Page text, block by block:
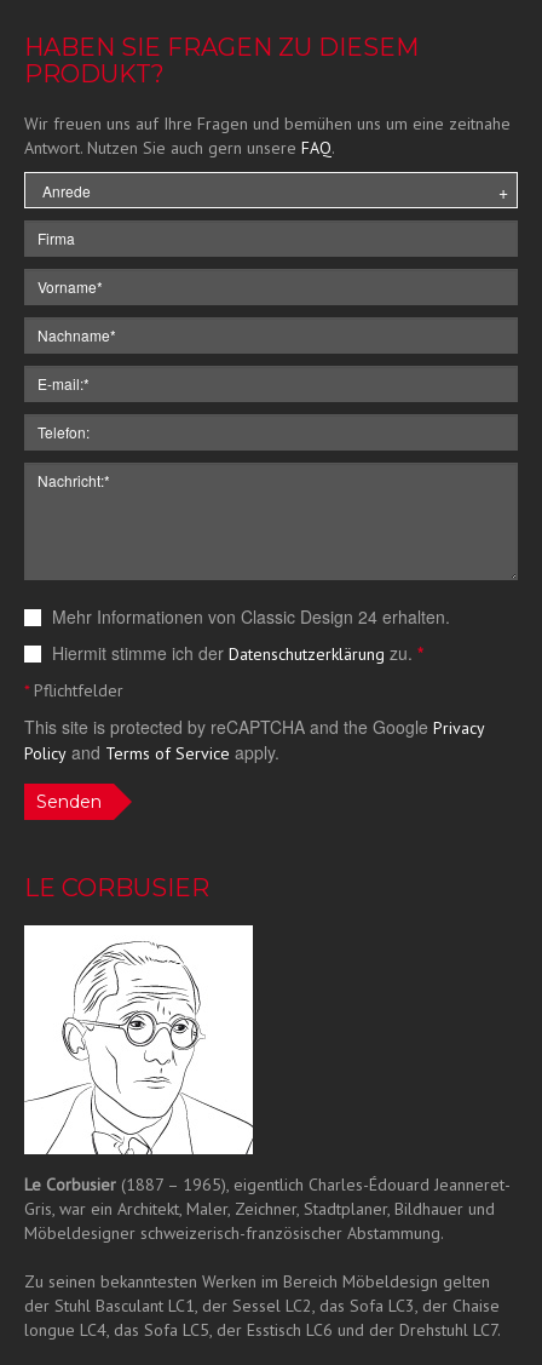
HABEN SIE FRAGEN ZU DIESEM
PRODUKT?
Wir freuen uns auf Ihre Fragen und bemühen uns um eine zeitnahe
Antwort. Nutzen Sie auch gern unsere FAQ.
Mehr Informationen von Classic Design 24 erhalten.
Hiermit stimme ich der Datenschutzerklärung zu. *
*Pflichtfelder
This site is protected by reCAPTCHA and the Google Privacy
Policy and Terms of Service apply.
Senden
LE CORBUSIER
Le Corbusier (1887 – 1965), eigentlich Charles-Édouard Jeanneret-
Gris, war ein Architekt, Maler, Zeichner, Stadtplaner, Bildhauer und
Möbeldesigner schweizerisch-französischer Abstammung.
Zu seinen bekanntesten Werken im Bereich Möbeldesign gelten
der Stuhl Basculant LC1, der Sessel LC2, das Sofa LC3, der Chaise
longue LC4, das Sofa LC5, der Esstisch LC6 und der Drehstuhl LC7.